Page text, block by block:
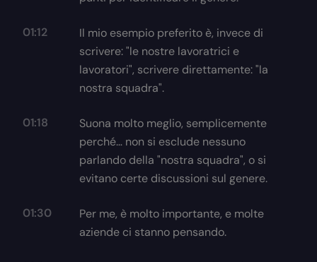
01:12
Il mio esempio preferito è, invece di
scrivere: "le nostre lavoratrici e
lavoratori", scrivere direttamente: "la
nostra squadra".
01:18
Suona molto meglio, semplicemente
perché… non si esclude nessuno
parlando della "nostra squadra", o si
evitano certe discussioni sul genere.
01:30
Per me, è molto importante, e molte
aziende ci stanno pensando.